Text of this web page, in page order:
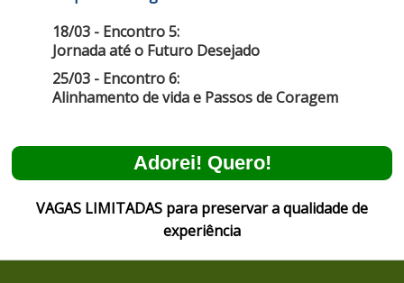
18/03 - Encontro 5:
Jornada até o Futuro Desejado
25/03 - Encontro 6:
Alinhamento de vida e Passos de Coragem
Adorei! Quero!
VAGAS LIMITADAS para preservar a qualidade de
experiência